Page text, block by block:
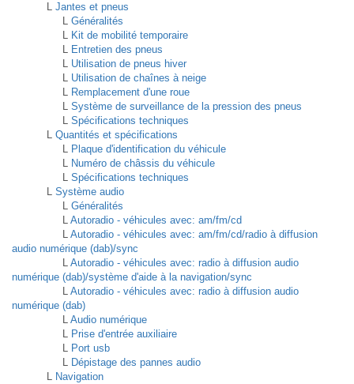
L Jantes et pneus
L Généralités
L Kit de mobilité temporaire
L Entretien des pneus
L Utilisation de pneus hiver
L Utilisation de chaînes à neige
L Remplacement d'une roue
L Système de surveillance de la pression des pneus
L Spécifications techniques
L Quantités et spécifications
L Plaque d'identification du véhicule
L Numéro de châssis du véhicule
L Spécifications techniques
L Système audio
L Généralités
L Autoradio - véhicules avec: am/fm/cd
L Autoradio - véhicules avec: am/fm/cd/radio à diffusion
audio numérique (dab)/sync
L Autoradio - véhicules avec: radio à diffusion audio
numérique (dab)/système d'aide à la navigation/sync
L Autoradio - véhicules avec: radio à diffusion audio
numérique (dab)
L Audio numérique
L Prise d'entrée auxiliaire
L Port usb
L Dépistage des pannes audio
L Navigation